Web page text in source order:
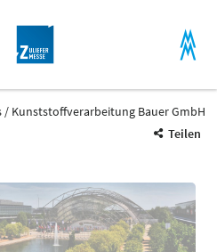
Kunststoffverarbeitung Bauer GmbH
Teilen